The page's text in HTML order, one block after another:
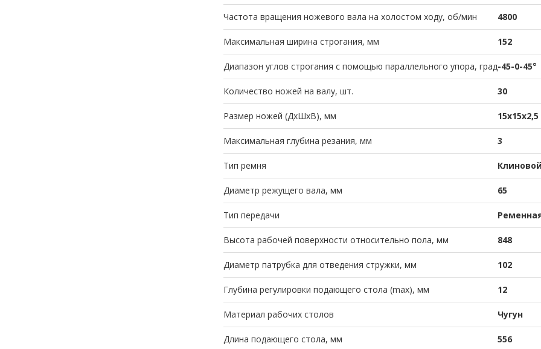
Частота вращения ножевого вала на холостом ходу, об/мин 4800
Максимальная ширина строгания, мм 152
Диапазон углов строгания с помощью параллельного упора, град-45-0-45°
Количество ножей на валу, шт. 30
Размер ножей (ДхШхВ), мм 15х15х2,5
Максимальная глубина резания, мм 3
Тип ремня
Диаметр режущего вала, мм 65
Тип передачи
Высота рабочей поверхности относительно пола, мм 848
Диаметр патрубка для отведения стружки, мм 102
Глубина регулировки подающего стола (max), мм 12
Материал рабочих столов Чугун
Длина подающего стола, мм 556